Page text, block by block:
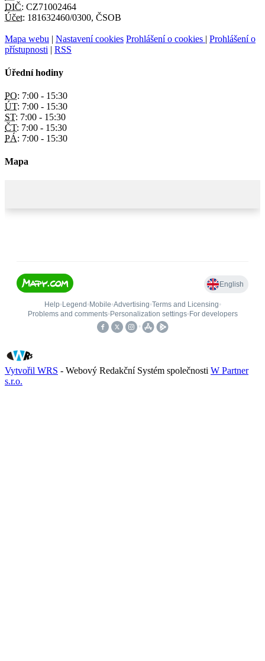
DIČ: CZ71002464
Účet: 181632460/0300, ČSOB
Mapa webu | Nastavení cookies Prohlášení o cookies | Prohlášení o
přístupnosti | RSS
Úřední hodiny
PO: 7:00 - 15:30
ÚT: 7:00 - 15:30
ST: 7:00 - 15:30
ČT: 7:00 - 15:30
PÁ: 7:00 - 15:30
Mapa
Vytvořil WRS - Webový Redakční Systém společnosti W Partner
s.r.o.